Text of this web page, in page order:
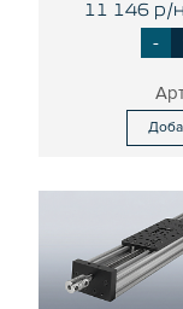
УГЛОВЫЕ
СИСТЕМА
СИСТЕМА
ВНУТРЕННИЕ
2-Х И 3-Х
АЛЮМИНИЕВЫЕ
ГОТОВЫЕ
11 146 р/
-